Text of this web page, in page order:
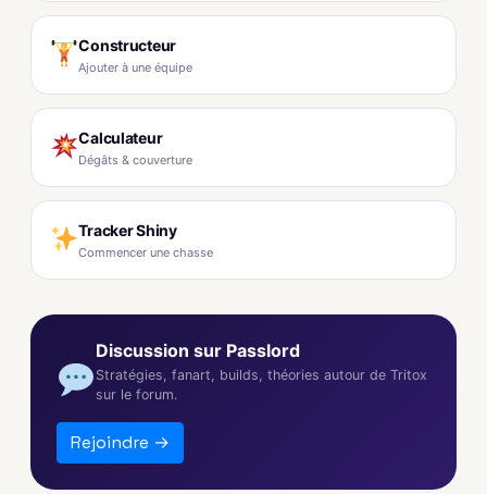
Constructeur
Ajouter à une équipe
Calculateur
Dégâts & couverture
Tracker Shiny
Commencer une chasse
Discussion sur Passlord
Stratégies, fanart, builds, théories autour de Tritox
sur le forum.
Rejoindre →